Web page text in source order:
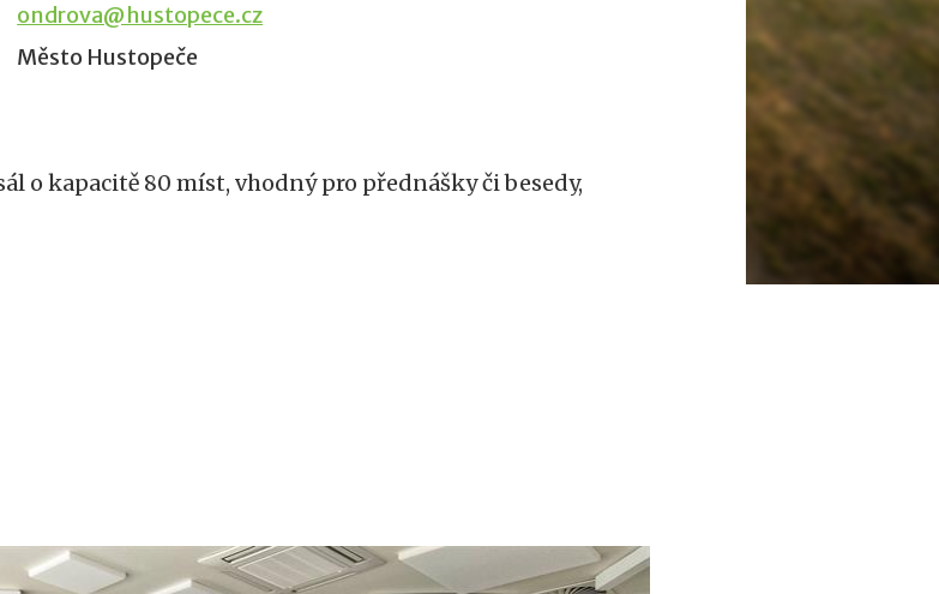
ondrova@hustopece.cz
Město Hustopeče
o kapacitě 80 míst, vhodný pro přednášky či besedy,